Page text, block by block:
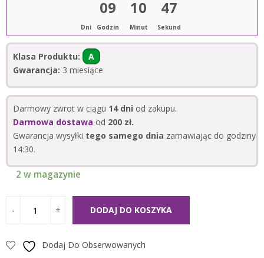
Dni
09
Godzin
10
Minut
47
Sekund
Klasa Produktu:
A
Gwarancja: 3 miesiące
Darmowy zwrot w ciągu 14 dni od zakupu.
Darmowa dostawa od 200 zł.
Gwarancja wysyłki tego samego dnia zamawiając do godziny
14:30.
2 w magazynie
DODAJ DO KOSZYKA
Dodaj Do Obserwowanych